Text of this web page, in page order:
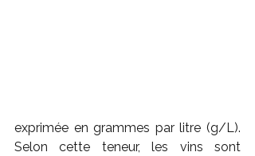
exprimée en grammes par litre (g/L).
Selon cette teneur, les vins sont